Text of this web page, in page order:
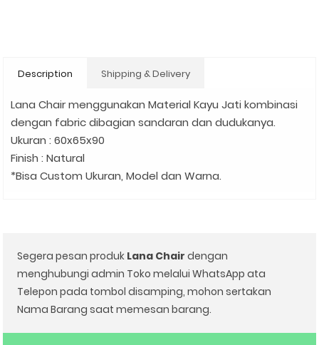
Description Shipping & Delivery
Lana Chair menggunakan Material Kayu Jati kombinasi
dengan fabric dibagian sandaran dan dudukanya.
Ukuran : 60x65x90
Finish : Natural
*Bisa Custom Ukuran, Model dan Warna.
Segera pesan produk Lana Chair dengan
menghubungi admin Toko melalui WhatsApp ata
Telepon pada tombol disamping, mohon sertakan
Nama Barang saat memesan barang.